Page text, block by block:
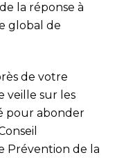
la réponse à
global de
de votre
veille sur les
pour abonder
Prévention de la